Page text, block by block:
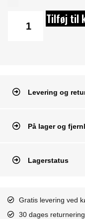
Tilføj til
Levering og
På lager og
Lagerstatus
Gratis levering ved
30 dages returnering